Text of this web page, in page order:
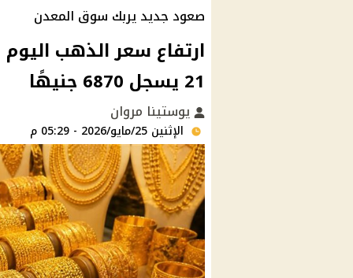
صعود جديد يربك سوق المعدن
21 يسجل 6870 جنيهًا
يوستينا مروان
الإثنين 25/مايو/2026 - 05:29 م